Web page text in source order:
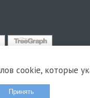
cookie, которые
Принять